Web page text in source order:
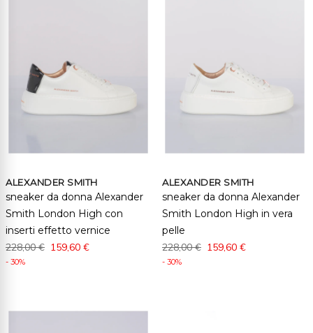
ALEXANDER SMITH
sneaker da donna Alexander
Smith London High con
inserti effetto vernice
228,00 € 159,60 €
- 30%
ALEXANDER SMITH
sneaker da donna Alexander
Smith London High in vera
pelle
228,00 € 159,60 €
- 30%